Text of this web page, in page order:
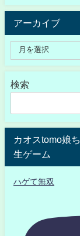
アーカイブ
検索
カオスtomo娘
生ゲーム
ハゲて無双